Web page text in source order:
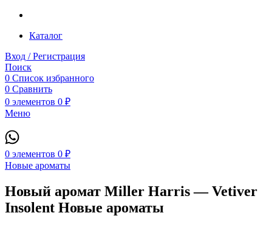
Каталог
Вход / Регистрация
Поиск
0 Список избранного
0 Сравнить
0 элементов 0 ₽
Меню
0 элементов 0 ₽
Новые ароматы
Новый аромат Miller Harris — Vetiver
Insolent Новые ароматы